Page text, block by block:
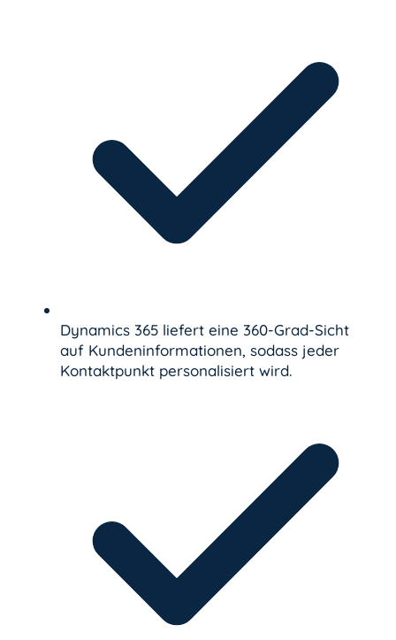
Dynamics 365 liefert eine 360-Grad-Sicht
auf Kundeninformationen, sodass jeder
Kontaktpunkt personalisiert wird.